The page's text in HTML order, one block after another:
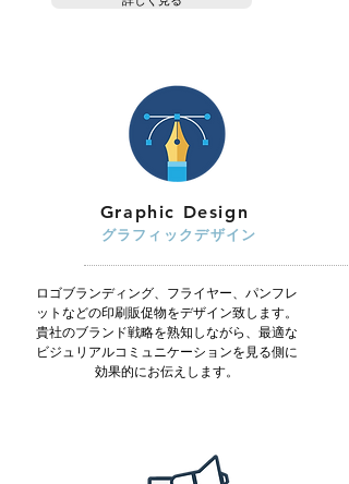
Graphic Design
グラフィックデザイン
ロゴブランディング、フライヤー、パンフレ
ットなどの印刷販促物をデザイン致します。
​貴社のブランド戦略を熟知しながら、最適な
ビジュリアルコミュニケーションを見る側に
効果的にお伝えします。